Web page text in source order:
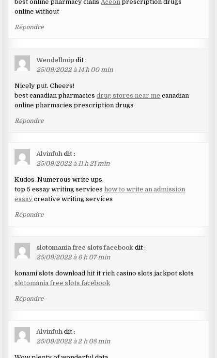
best online pharmacy cialis Aceon prescription drugs
online without
Répondre
Wendellmip dit :
25/09/2022 à 14 h 00 min
Nicely put. Cheers!
best canadian pharmaciesdrug stores near me canadian
online pharmacies prescription drugs
Répondre
Alvinfuh dit :
25/09/2022 à 11 h 21 min
Kudos. Numerous write ups.
top 5 essay writing serviceshow to write an admission
essay creative writing services
Répondre
slotomania free slots facebook dit :
25/09/2022 à 6 h 07 min
konami slots download hit it rich casino slots jackpot slots
slotomania free slots facebook
Répondre
Alvinfuh dit :
25/09/2022 à 2 h 08 min